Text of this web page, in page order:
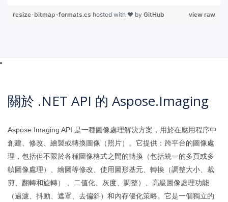
view raw
resize-bitmap-formats.cs hosted with ❤ by GitHub
關於 .NET API 的 Aspose.Imaging
Aspose.Imaging API 是一種圖像處理解決方案，用於在應用程序中
創建、修改、繪製或轉換圖像（照片）。它提供：跨平台的圖像處
理，包括但不限於各種圖像格式之間的轉換（包括統一的多頁或多
幀圖像處理）、繪圖等修改、使用圖形基元、轉換（調整大小、裁
剪、翻轉和旋轉） 、二值化、灰度、調整）、高級圖像處理功能
（過濾、抖動、遮罩、去偏斜）和內存優化策略。它是一個獨立的